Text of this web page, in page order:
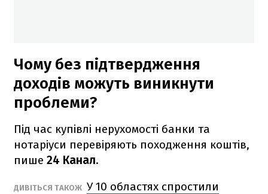
Чому без підтвердження
доходів можуть виникнути
проблеми?
Під час купівлі нерухомості банки та
нотаріуси перевіряють походження коштів,
пише 24 Канал.
ДИВІТЬСЯ ТАКОЖ У 10 областях спростили